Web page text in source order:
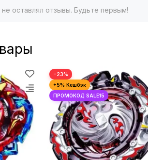
оставлял отзывы. Будьте первым!
−23%